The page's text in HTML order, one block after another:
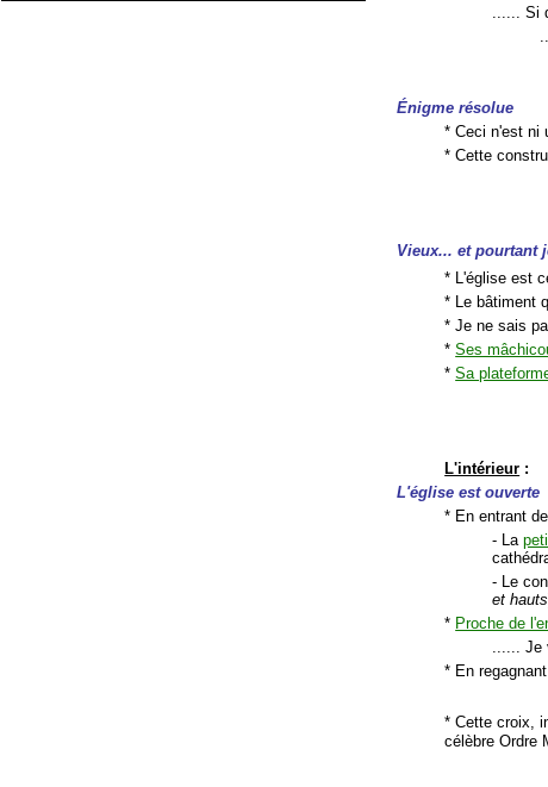
...... Si
Énigme résolue
* Ceci n'est ni
* Cette
Vieux... et pourtant
* L'église est
* Le bâtiment
* Je ne sais
*Ses
*Sa
L'intérieur :
L'église est ouverte
* En entrant
- La
- Le
et hauts
* Proche de
...... Je
* En
* Cette croix,
célèbre Ordre